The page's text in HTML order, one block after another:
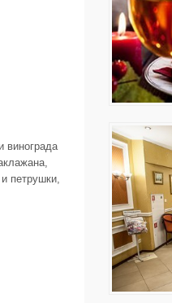
винограда
петрушки,